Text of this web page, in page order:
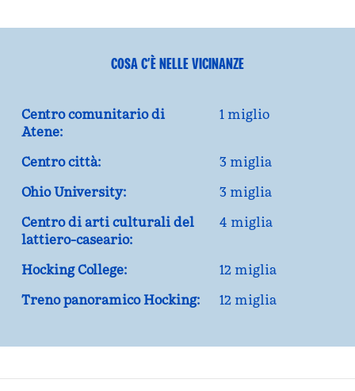
COSA C’È NELLE VICINANZE
Centro comunitario di
Atene:
1 miglio
Centro città:
3 miglia
Ohio University:
3 miglia
Centro di arti culturali del
lattiero-caseario:
4 miglia
Hocking College:
12 miglia
Treno panoramico Hocking:
12 miglia